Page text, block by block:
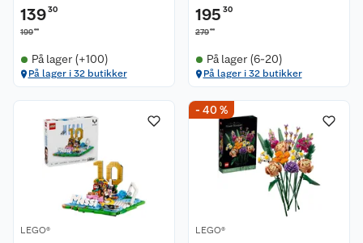
13930
19900
På lager (+100)
På lager i 32 butikker
195 30
27900
På lager (6-20)
På lager i 32 butikker
LEGO®
- 40 %
LEGO®